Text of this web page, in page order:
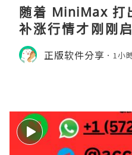
随着 MiniMax 打
补涨行情才刚刚
即，基本面逻辑硬
顺势做多，在巨头
正版软件分享 1小